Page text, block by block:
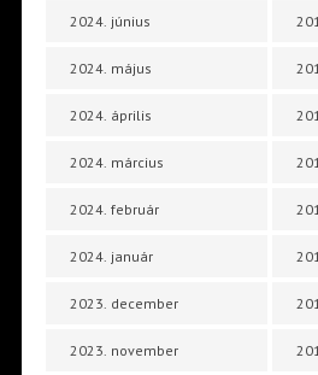
2024. június
2024. május
2024. április
2024. március
2024. február
2024. január
2023. december
2023. november